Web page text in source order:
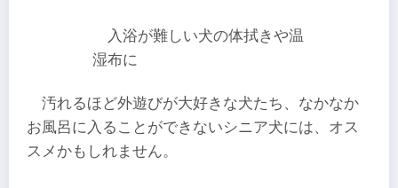
入浴が難しい犬の体拭きや温
湿布に
汚れるほど外遊びが大好きな犬たち、なかなか
お風呂に入ることができないシニア犬には、オス
スメかもしれません。